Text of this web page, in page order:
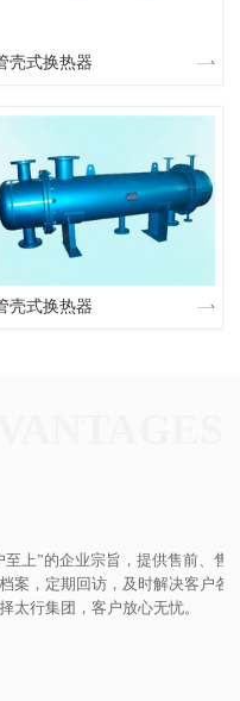
壳式换热器
壳式换热器
供售前、售中、售后一站式全
解决客户各类疑难问题，数百
无忧。